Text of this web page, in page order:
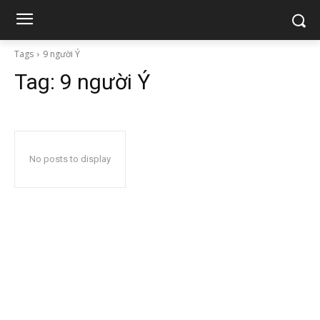
Tags 9 người Ý
Tag: 9 người Ý
No posts to display